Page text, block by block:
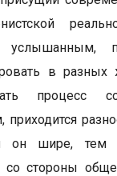
в разных
процесс
он шире, тем
со стороны